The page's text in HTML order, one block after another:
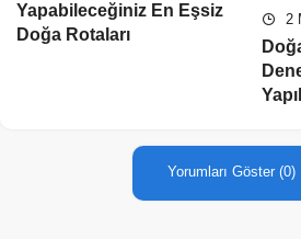
Yapabileceğiniz En Eşsiz
Doğa Rotaları
2
Yorumları Göster (0)